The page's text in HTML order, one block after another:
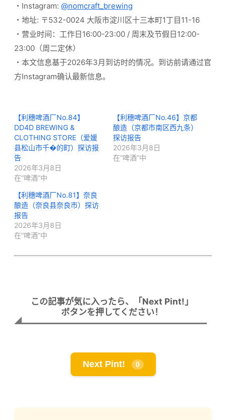
・Instagram: @nomcraft_brewing
・地址: 〒532-0024 大阪市淀川区十三本町1丁目11-16
・营业时间：工作日16:00-23:00 / 周末及节假日12:00-
23:00（周二定休）
・本文信息基于2026年3月到访时的情况。到访前请通过官
方Instagram确认最新信息。
【利穗啤酒厂No.84】
DD4D BREWING &
CLOTHING STORE（爱媛
县松山市千�的町）探访报
告
2026年3月8日
在“啤酒”中
【利穗啤酒厂No.46】京都
酿造（京都市南区西九条）
探访报告
2026年3月8日
在“啤酒”中
【利穗啤酒厂No.81】奈良
酿造（奈良县奈良市）探访
报告
2026年3月8日
在“啤酒”中
この記事が気に入ったら、「Next Pint!」
ボタンを押してください！
Next Pint! 0